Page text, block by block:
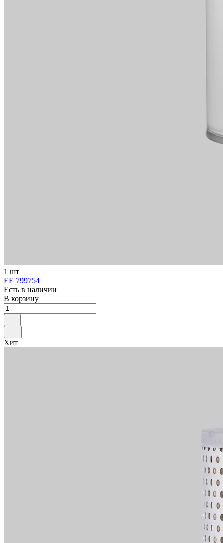
1 шт
ЕЕ 799754
Есть в наличии
В корзину
Хит